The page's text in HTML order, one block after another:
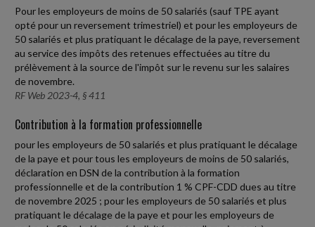
Pour les employeurs de moins de 50 salariés (sauf TPE ayant
opté pour un reversement trimestriel) et pour les employeurs de
50 salariés et plus pratiquant le décalage de la paye, reversement
au service des impôts des retenues effectuées au titre du
prélèvement à la source de l'impôt sur le revenu sur les salaires
de novembre.
RF Web 2023-4, § 411
Contribution à la formation professionnelle
pour les employeurs de 50 salariés et plus pratiquant le décalage
de la paye et pour tous les employeurs de moins de 50 salariés,
déclaration en DSN de la contribution à la formation
professionnelle et de la contribution 1 % CPF-CDD dues au titre
de novembre 2025 ; pour les employeurs de 50 salariés et plus
pratiquant le décalage de la paye et pour les employeurs de